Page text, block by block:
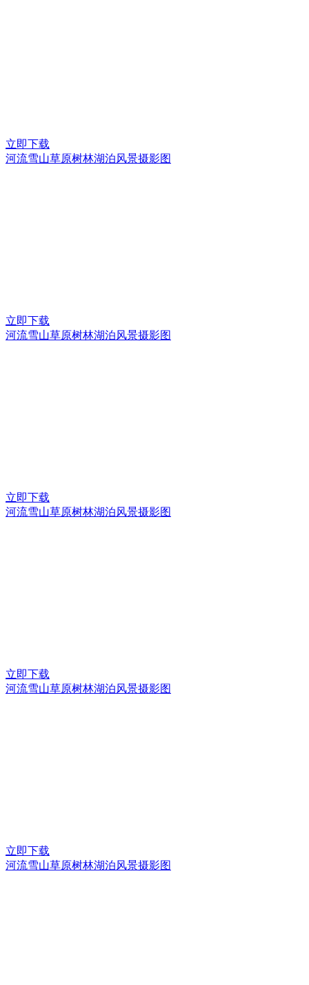
立即下载
河流雪山草原树林湖泊风景摄影图
立即下载
河流雪山草原树林湖泊风景摄影图
立即下载
河流雪山草原树林湖泊风景摄影图
立即下载
河流雪山草原树林湖泊风景摄影图
立即下载
河流雪山草原树林湖泊风景摄影图